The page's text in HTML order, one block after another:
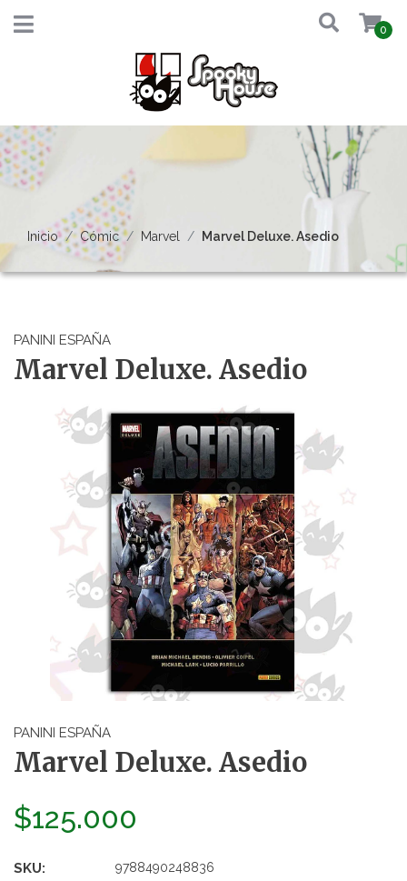
0
Inicio Cómic Marvel Marvel Deluxe. Asedio
PANINI ESPAÑA
Marvel Deluxe. Asedio
PANINI ESPAÑA
Marvel Deluxe. Asedio
$125.000
SKU: 9788490248836